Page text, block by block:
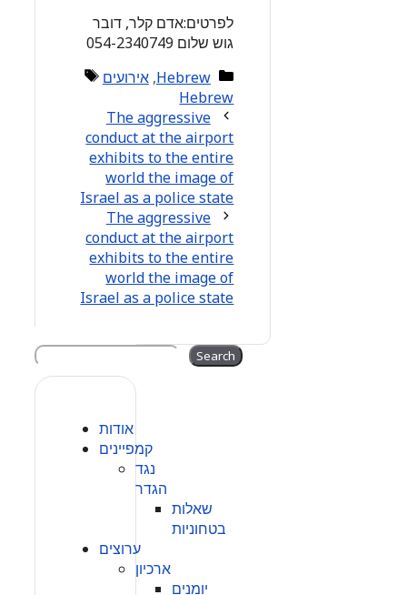
לפרטים:אדם קלר, דובר
גוש שלום 054-2340749
Categories
Hebrew
,אירועים
Hebrew
The aggressive
conduct at the airport
exhibits to the entire
world the image of
Israel as a police state
The aggressive
conduct at the airport
exhibits to the entire
world the image of
Israel as a police state
Search Search
אודות
קמפיינים
נגד
הגדר
שאלות
בטחוניות
ערוצים
ארכיון
יומנים